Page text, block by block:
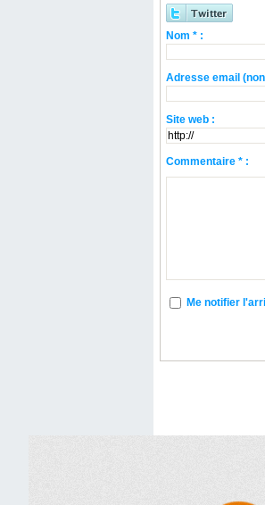
Nom * :
Adresse email
Site web :
Commentaire * :
Me notifier